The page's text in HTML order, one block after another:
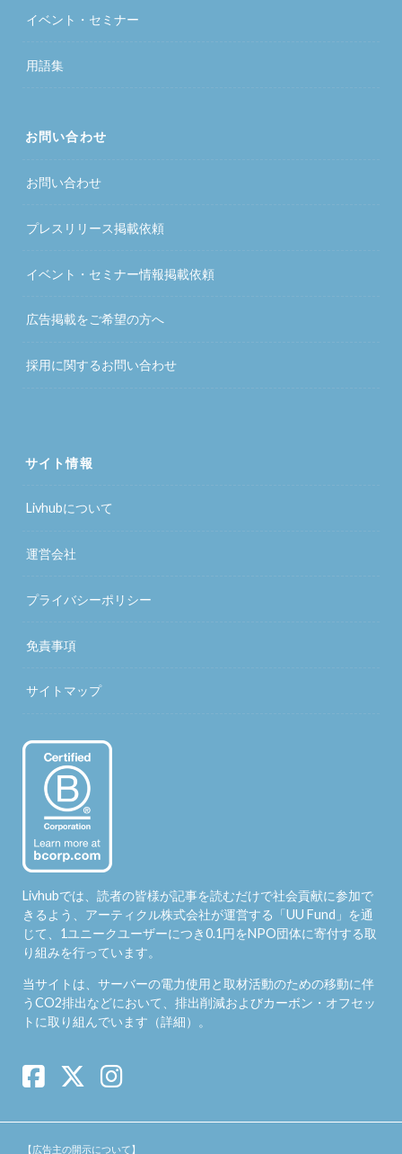
イベント・セミナー
用語集
お問い合わせ
お問い合わせ
プレスリリース掲載依頼
イベント・セミナー情報掲載依頼
広告掲載をご希望の方へ
採用に関するお問い合わせ
サイト情報
Livhubについて
運営会社
プライバシーポリシー
免責事項
サイトマップ
Livhubでは、読者の皆様が記事を読むだけで社会貢献に参加で
きるよう、アーティクル株式会社が運営する「UU Fund 」を通
じて、1ユニークユーザーにつき0.1円をNPO団体に寄付する取
り組みを行っています。
当サイトは、サーバーの電力使用と取材活動のための移動に伴
うCO2排出などにおいて、排出削減およびカーボン・オフセッ
トに取り組んでいます（詳細）。
【広告主の開示について】